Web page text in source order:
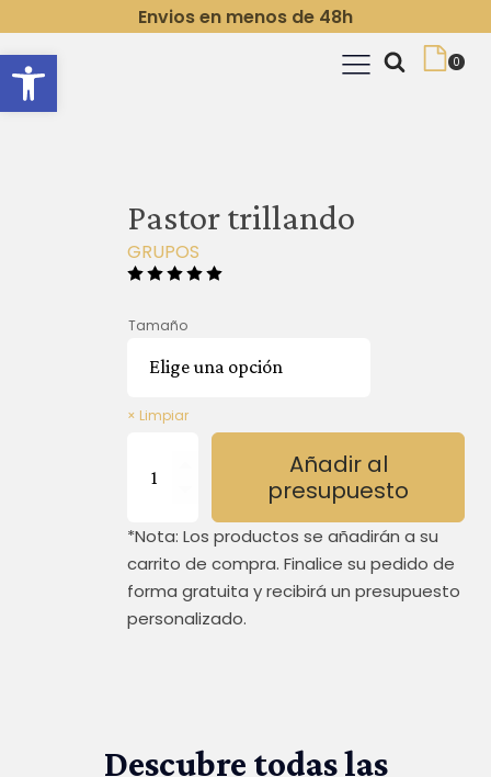
Abrir barra de herramientas
Envios en menos de 48h
Pastor trillando
GRUPOS
Tamaño
Limpiar
trillando
Añadir al
presupuesto
*Nota: Los productos se añadirán a su
carrito de compra. Finalice su pedido de
forma gratuita y recibirá un presupuesto
personalizado.
Descubre todas las